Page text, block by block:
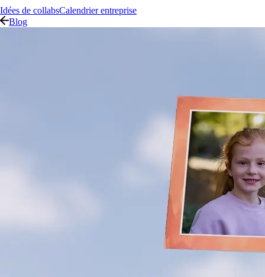
Idées de collabsCalendrier entreprise
Blog